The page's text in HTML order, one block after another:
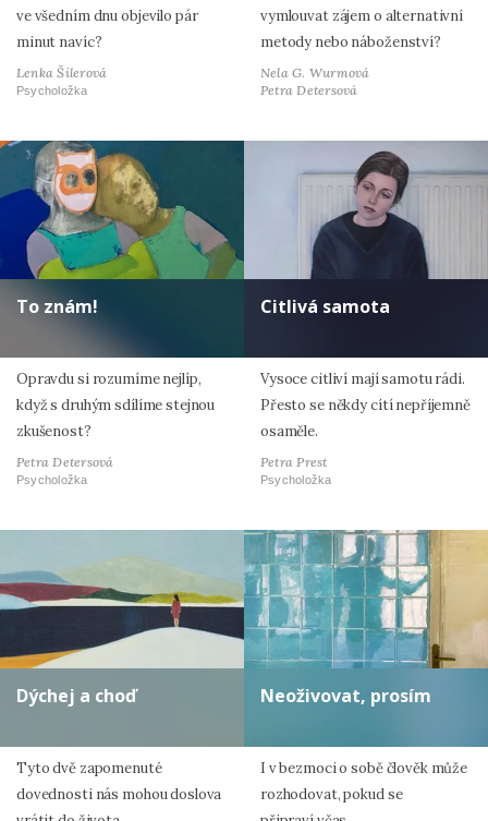
ve všedním dnu objevilo pár
minut navíc?
Lenka Šilerová
Psycholožka
vymlouvat zájem o alternativní
metody nebo náboženství?
Nela G. Wurmová
Petra Detersová
To znám!
Opravdu si rozumíme nejlíp,
když s druhým sdílíme stejnou
zkušenost?
Petra Detersová
Psycholožka
Citlivá samota
Vysoce citliví mají samotu rádi.
Přesto se někdy cítí nepříjemně
osaměle.
Petra Prest
Psycholožka
Dýchej a choď
Tyto dvě zapomenuté
dovednosti nás mohou doslova
Neoživovat, prosím
I v bezmoci o sobě člověk může
rozhodovat, pokud se